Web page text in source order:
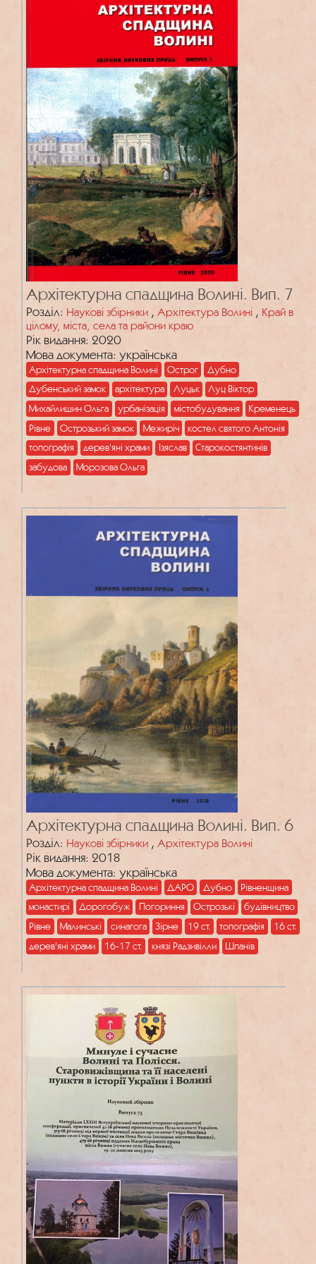
Архітектурна спадщина Волині. Вип. 7
Розділ: Наукові збірники , Архітектура Волині , Край в
цілому, міста, села та райони краю
Рік видання: 2020
Мова документа: українська
Архітектурна спадщина Волині Острог
Дубно
Дубенський замок
архітектура Луцьк
Луц Віктор
Михайлишин Ольга
урбанізація містобудування
Кременець
Рівне
Острозький замок Межиріч
костел святого Антонія
топографія
дерев'яні храми Ізяслав
Старокостянтинів
забудова
Морозова Ольга
Архітектурна спадщина Волині. Вип. 6
Розділ: Наукові збірники , Архітектура Волині
Рік видання: 2018
Мова документа: українська
Архітектурна спадщина Волині ДАРО Дубно
Рівненщина
монастирі
Дорогобуж Погориння Острозькі
будівництво
Рівне
Малинські синагога Зірне 19 ст. топографія
16 ст.
дерев'яні храми
16-17 ст. князі Радзивілли Шпанів